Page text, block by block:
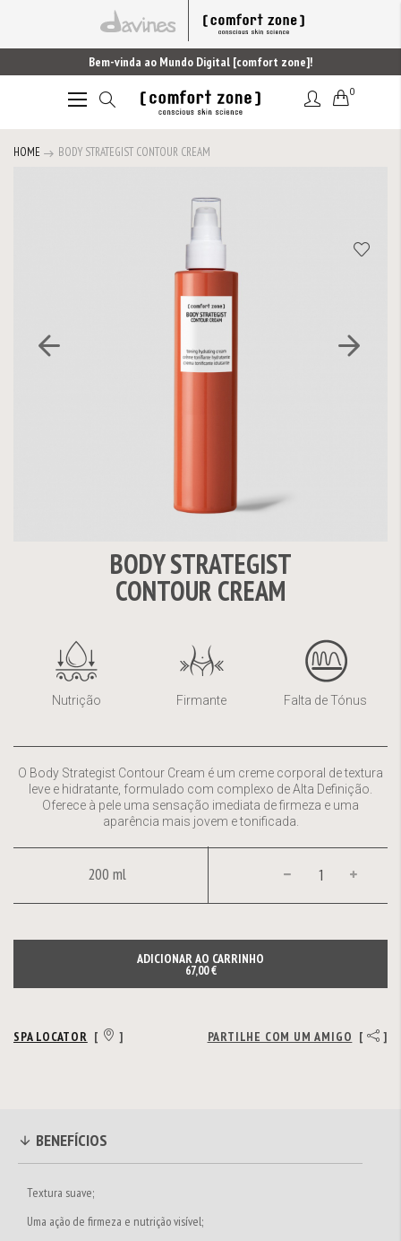
Bem-vinda ao Mundo Digital [comfort zone]!
Alternar
0
HOME BODY STRATEGIST CONTOUR CREAM
BODY STRATEGIST
CONTOUR CREAM
Nutrição Firmante Falta de Tónus
O Body Strategist Contour Cream é um creme corporal de textura
leve e hidratante, formulado com complexo de Alta Definição.
Oferece à pele uma sensação imediata de firmeza e uma
aparência mais jovem e tonificada.
ADICIONAR AO CARRINHO
67,00 €
200 ml
SPA LOCATOR [ ] PARTILHE COM UM AMIGO [ ]
BENEFÍCIOS
Textura suave;
Uma ação de firmeza e nutrição visível;